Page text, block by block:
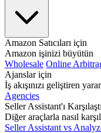
Amazon Satıcıları için
Amazon işinizi büyütün
Wholesale Online
Ajanslar için
İş akışınızı geliştiren
Agencies
Seller Assistant'ı
Diğer araçlarla nasıl
Seller Assistant vs